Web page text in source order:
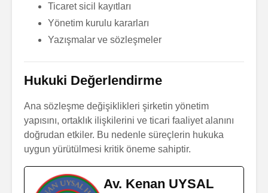
Ticaret sicil kayıtları
Yönetim kurulu kararları
Yazışmalar ve sözleşmeler
Hukuki Değerlendirme
Ana sözleşme değişiklikleri şirketin yönetim
yapısını, ortaklık ilişkilerini ve ticari faaliyet alanını
doğrudan etkiler. Bu nedenle süreçlerin hukuka
uygun yürütülmesi kritik öneme sahiptir.
Av. Kenan UYSAL